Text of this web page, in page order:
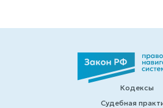
Кодексы
Судебная